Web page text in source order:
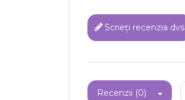
Scrieți recenzia dvs
Recenzii (0)